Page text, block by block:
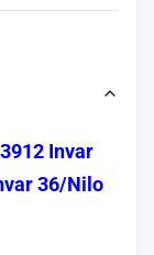
Invar
36/Nilo